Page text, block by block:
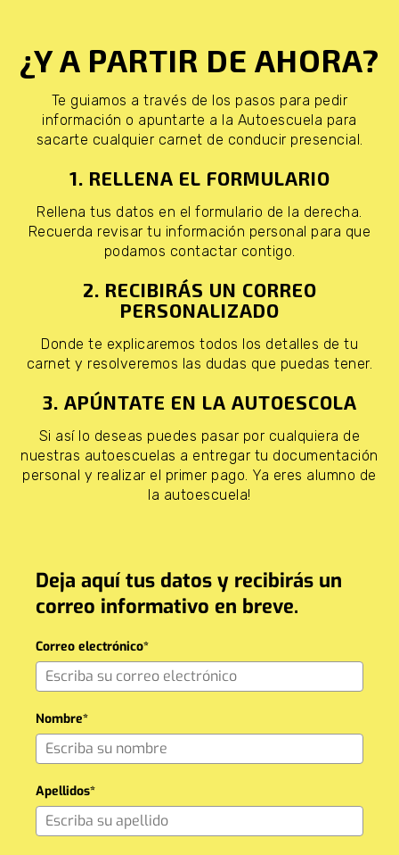
¿Y A PARTIR DE AHORA?
Te guiamos a través de los pasos para pedir
información o apuntarte a la Autoescuela para
sacarte cualquier carnet de conducir presencial.
1. RELLENA EL FORMULARIO
Rellena tus datos en el formulario de la derecha.
Recuerda revisar tu información personal para que
podamos contactar contigo.
2. RECIBIRÁS UN CORREO
PERSONALIZADO
Donde te explicaremos todos los detalles de tu
carnet y resolveremos las dudas que puedas tener.
3. APÚNTATE EN LA AUTOESCOLA
Si así lo deseas puedes pasar por cualquiera de
nuestras autoescuelas a entregar tu documentación
personal y realizar el primer pago. Ya eres alumno de
la autoescuela!
Deja aquí tus datos y recibirás un
correo informativo en breve.
Correo electrónico*
Nombre*
Apellidos*